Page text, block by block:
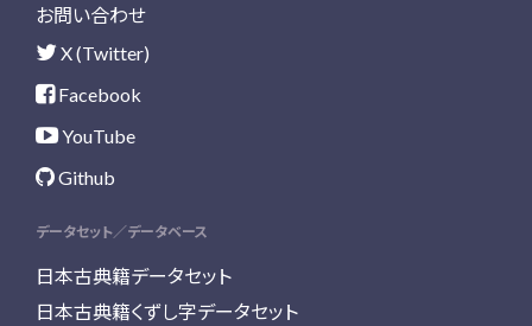
お問い合わせ
X (Twitter)
Facebook
YouTube
Github
データセット／データベース
日本古典籍データセット
日本古典籍くずし字データセット